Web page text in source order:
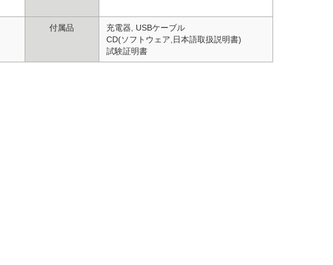
付属品
充電器, USBケーブル
CD(ソフトウェア,日本語取扱説明書)
試験証明書